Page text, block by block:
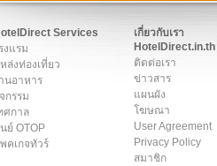
Services
งแรม
ล่งท่องเที่ยว
นอาหาร
กรรม
ศกาล
ย์ OTOP
คเกจทัวร์
เกี่ยวกับเรา
HotelDirect.in.th
ติดต่อเรา
ข่าวสาร
แผนผัง
โฆษณา
User Agreement
Privacy Policy
สมาชิก